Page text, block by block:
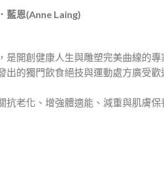
藍恩(Anne Laing)
是開創健康人生與雕塑完美曲線的
出的獨門飲食絕技與運動處方廣受
抗老化、增強體適能、減重與肌膚